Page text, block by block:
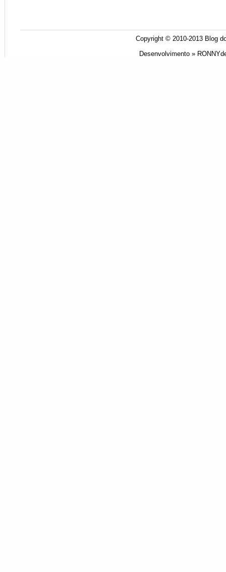
Copyright © 2010-2013 Blog
Desenvolvimento »